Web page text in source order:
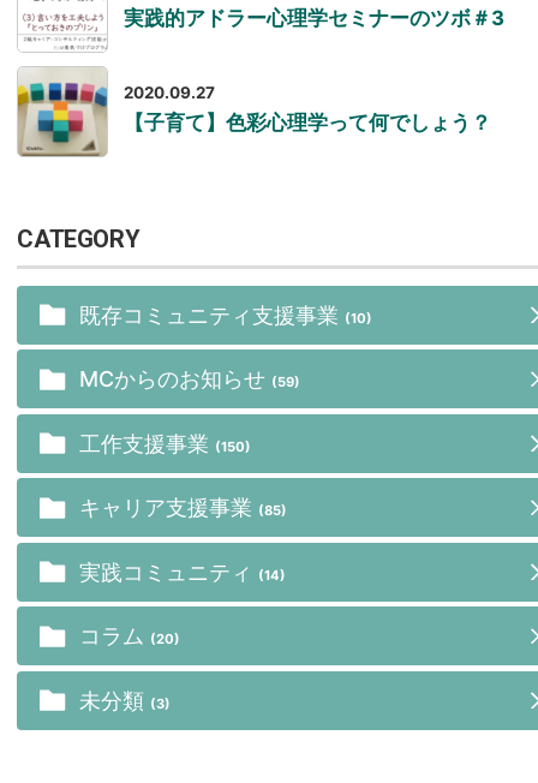
実践的アドラー心理学セミナーのツボ＃3
2020.09.27
【子育て】色彩心理学って何でしょう？
CATEGORY
既存コミュニティ支援事業 (10)
MCからのお知らせ (59)
工作支援事業 (150)
キャリア支援事業 (85)
実践コミュニティ (14)
コラム (20)
未分類 (3)